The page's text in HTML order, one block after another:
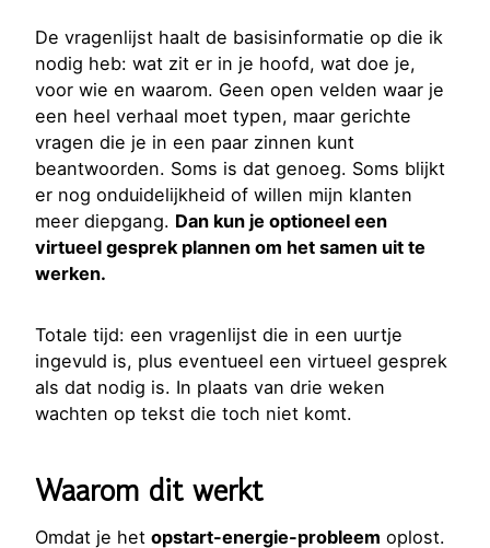
De vragenlijst haalt de basisinformatie op die ik
nodig heb: wat zit er in je hoofd, wat doe je,
voor wie en waarom. Geen open velden waar je
een heel verhaal moet typen, maar gerichte
vragen die je in een paar zinnen kunt
beantwoorden. Soms is dat genoeg. Soms blijkt
er nog onduidelijkheid of willen mijn klanten
meer diepgang. Dan kun je optioneel een
virtueel gesprek plannen om het samen uit te
werken.
Totale tijd: een vragenlijst die in een uurtje
ingevuld is, plus eventueel een virtueel gesprek
als dat nodig is. In plaats van drie weken
wachten op tekst die toch niet komt.
Waarom dit werkt
Omdat je het opstart-energie-probleem oplost.